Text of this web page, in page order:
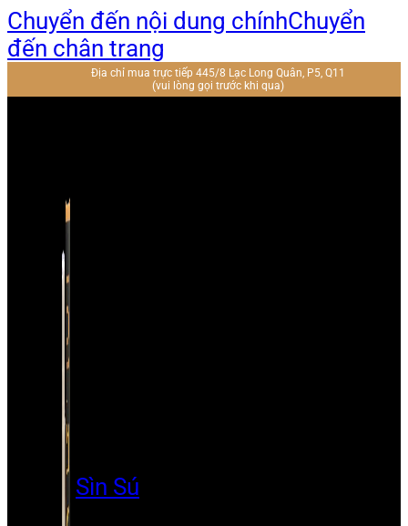
Chuyển đến nội dung chínhChuyển
đến chân trang
Địa chỉ mua trực tiếp 445/8 Lạc Long Quân, P5, Q11
(vui lòng gọi trước khi qua)
Sìn Sú